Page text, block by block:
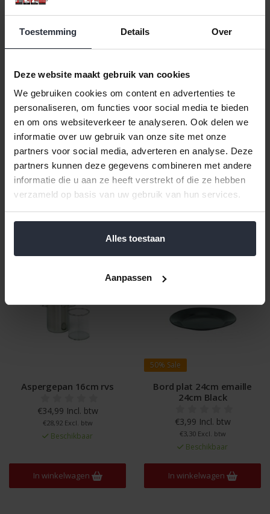
Toestemming Details Over
Deze website maakt gebruik van cookies
We gebruiken cookies om content en advertenties te
personaliseren, om functies voor social media te bieden
en om ons websiteverkeer te analyseren. Ook delen we
informatie over uw gebruik van onze site met onze
partners voor social media, adverteren en analyse. Deze
partners kunnen deze gegevens combineren met andere
informatie die u aan ze heeft verstrekt of die ze hebben
verzameld op basis van uw gebruik van hun services.
Alles toestaan
Aanpassen
Afvalbak-melkemmer
email rood met deksel 5
liter
€39,99 Incl. btw
€33,05 Excl. btw
Beschikbaar
In winkelwagen
Afvulgarnituur voor
ontsapper Kruger
€5,99 Incl. btw
€4,95 Excl. btw
Beschikbaar
In winkelwagen
Aspergepan 16cm rvs
€34,99 Incl. btw
€28,92 Excl. btw
Beschikbaar
In winkelwagen
50% Sale
Bord plat 24cm emaille
24cm Black
€3,99 Incl. btw
€3,30 Excl. btw
Beschikbaar
In winkelwagen